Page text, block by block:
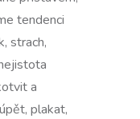
tendenci
strach,
a
plakat,